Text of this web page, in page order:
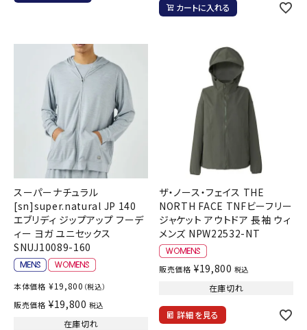
カートに入れる
スーパーナチュラル
[sn]super.natural JP 140
エブリディ ジップアップ フーデ
ィー ヨガ ユニセックス
SNUJ10089-160
本体価格 ¥19,800 （税込）
販売価格 ¥19,800 税込
在庫切れ
ザ・ノース・フェイス THE
NORTH FACE TNFビーフリー
ジャケット アウトドア 長袖 ウィ
メンズ NPW22532-NT
販売価格 ¥19,800 税込
在庫切れ
詳細を見る